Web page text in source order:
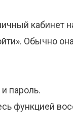
кабинет
Обычно
пароль.
функцией